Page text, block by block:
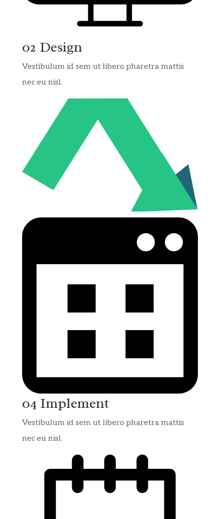
02 Design
Vestibulum id sem ut libero pharetra mattis
nec eu nisl.
04 Implement
Vestibulum id sem ut libero pharetra mattis
nec eu nisl.